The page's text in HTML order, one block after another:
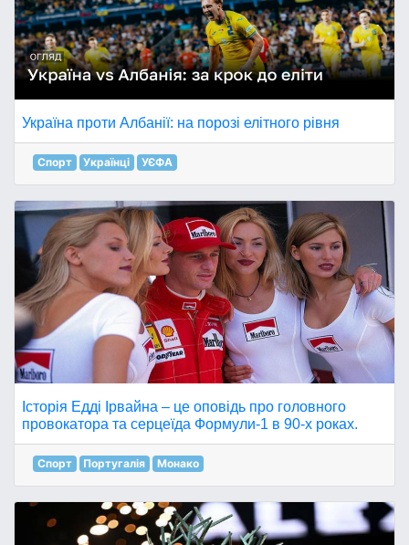
Україна проти Албанії: на порозі елітного рівня
Спорт Українці УЄФА
Історія Едді Ірвайна – це оповідь про головного
провокатора та серцеїда Формули-1 в 90-х роках.
Спорт Португалія Монако